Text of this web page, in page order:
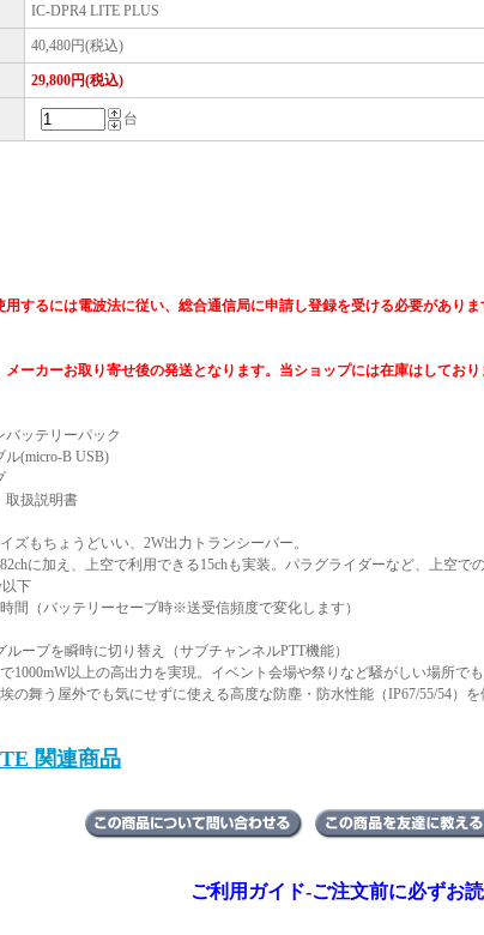
IC-DPR4 LITE PLUS
40,480円(税込)
29,800円(税込)
台
するには電波法に従い、総合通信局に申請し登録を受ける必要がありま
メーカーお取り寄せ後の発送となります。当ショップには在庫はしており
バッテリーパック
ル(micro-B USB)
取扱説明書
ズもちょうどいい、2W出力トランシーバー。
に加え、上空で利用できる15chも実装。パラグライダーなど、上空で
下
間（バッテリーセーブ時※送受信頻度で変化します）
ループを瞬時に切り替え（サブチャンネルPTT機能）
1000mW以上の高出力を実現。イベント会場や祭りなど騒がしい場所で
の舞う屋外でも気にせずに使える高度な防塵・防水性能（IP67/55/54）を
関連商品
ご利用ガイド-ご注文前に必ずお